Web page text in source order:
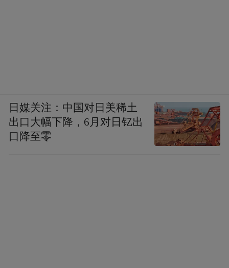
日媒关注：中国对日美稀土
出口大幅下降，6月对日钇出
口降至零